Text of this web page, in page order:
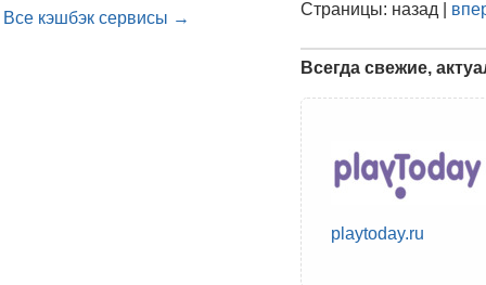
Все кэшбэк сервисы →
Страницы: назад |
Всегда свежие,
playtoday.ru